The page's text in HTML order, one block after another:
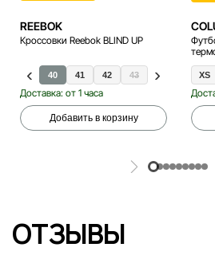
REEBOK
Кроссовки Reebok BLIND UP
40 41 42 43 44
Доставка: от 1 часа
Добавить в корзину
XS
ОТЗЫВЫ